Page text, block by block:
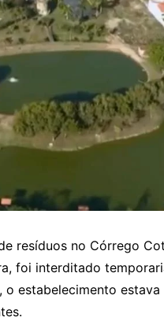
resíduos no Córrego
foi interditado
o estabelecimento